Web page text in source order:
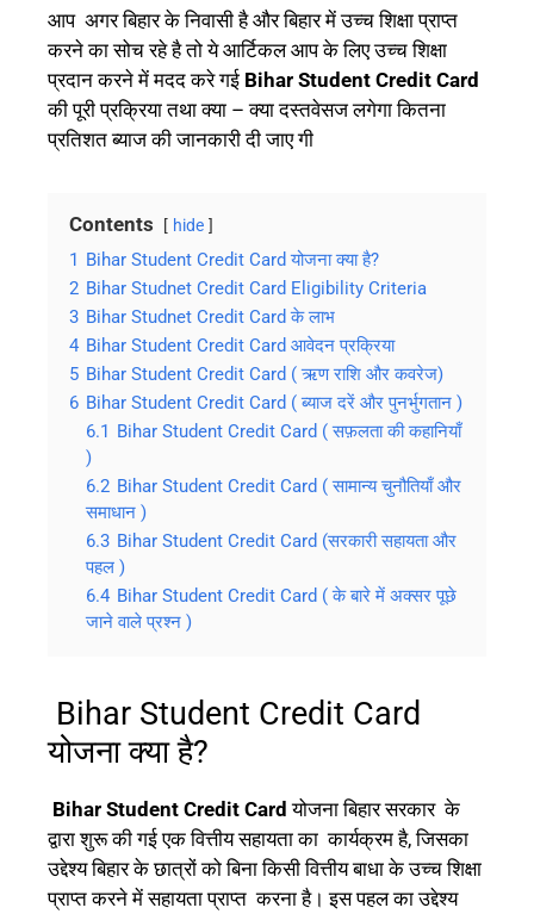
आप अगर बिहार के निवासी है और बिहार में उच्च शिक्षा प्राप्त
करने का सोच रहे है तो ये आर्टिकल आप के लिए उच्च शिक्षा
प्रदान करने में मदद करे गई Bihar Student Credit Card
की पूरी प्रक्रिया तथा क्या – क्या दस्तवेसज लगेगा कितना
प्रतिशत ब्याज की जानकारी दी जाए गी
Contents hide
1 Bihar Student Credit Card योजना क्या है?
2 Bihar Studnet Credit Card Eligibility Criteria
3 Bihar Studnet Credit Card के लाभ
4 Bihar Student Credit Card आवेदन प्रक्रिया
5 Bihar Student Credit Card ( ऋण राशि और कवरेज)
6 Bihar Student Credit Card ( ब्याज दरें और पुनर्भुगतान )
6.1 Bihar Student Credit Card ( सफ़लता की कहानियाँ
)
6.2 Bihar Student Credit Card ( सामान्य चुनौतियाँ और
समाधान )
6.3 Bihar Student Credit Card (सरकारी सहायता और
पहल )
6.4 Bihar Student Credit Card ( के बारे में अक्सर पूछे
जाने वाले प्रश्न )
Bihar Student Credit Card
योजना क्या है?
Bihar Student Credit Card योजना बिहार सरकार के
द्वारा शुरू की गई एक वित्तीय सहायता का कार्यक्रम है, जिसका
उद्देश्य बिहार के छात्रों को बिना किसी वित्तीय बाधा के उच्च शिक्षा
प्राप्त करने में सहायता प्राप्त करना है। इस पहल का उद्देश्य